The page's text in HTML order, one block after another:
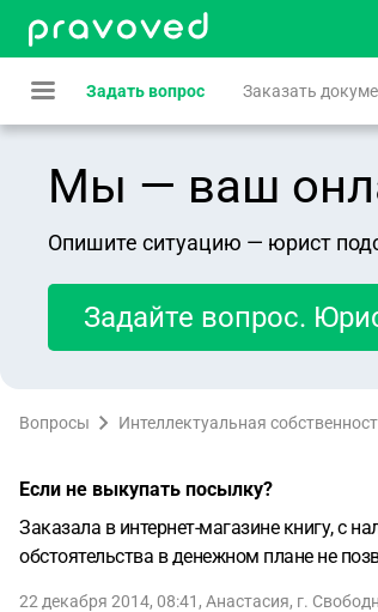
Задать вопрос Заказать
Мы — ваш
Опишите ситуацию — юрист
Задайте вопрос.
Вопросы Интеллектуальная
Если не выкупать посылку?
Заказала в интернет-магазине книгу, с
обстоятельства в денежном плане не
22 декабря 2014, 08:41 , Анастасия, г.